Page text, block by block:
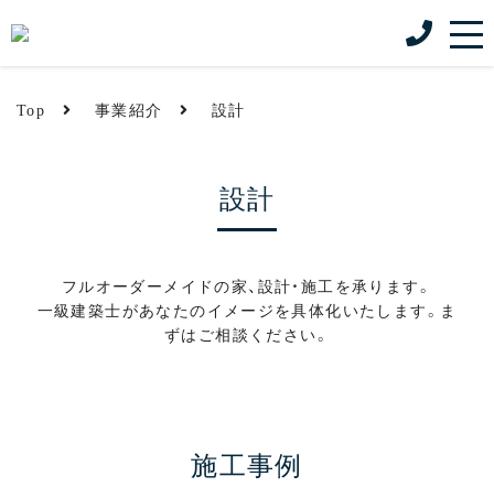
Top 事業紹介 設計
設計
フルオーダーメイドの家、設計・施工を承ります。
一級建築士があなたのイメージを具体化いたします。ま
ずはご相談ください。
施工事例